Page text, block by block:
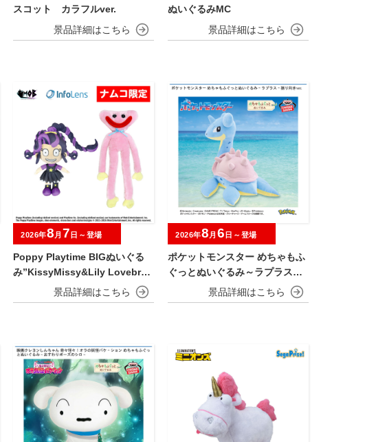
スコット カラフルver.
ぬいぐるみMC
Poppy Playtime BIGぬいぐる
み”KissyMissy&Lily Lovebrai
2026年8 月 7 日～登場
ポケットモンスター めちゃもふ
ぐっとぬいぐるみ～ラプラス～
振り向きver.
2026年8 月 6 日～登場